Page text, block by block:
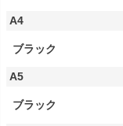
A4
ブラック
A5
ブラック